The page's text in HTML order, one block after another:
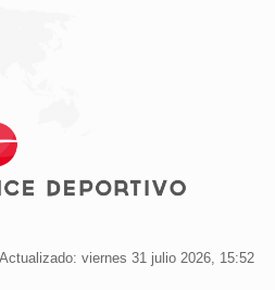
viernes 31 julio 2026, 15:52